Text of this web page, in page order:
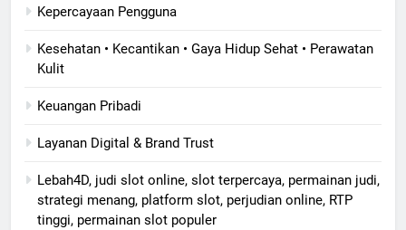
Kepercayaan Pengguna
Kesehatan • Kecantikan • Gaya Hidup Sehat • Perawatan
Kulit
Keuangan Pribadi
Layanan Digital & Brand Trust
Lebah4D, judi slot online, slot terpercaya, permainan judi,
strategi menang, platform slot, perjudian online, RTP
tinggi, permainan slot populer